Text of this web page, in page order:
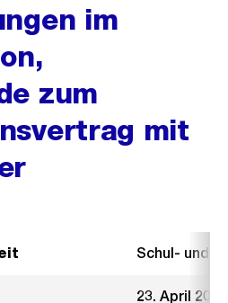
im
zum
mit
Schul- und
23. April 2014